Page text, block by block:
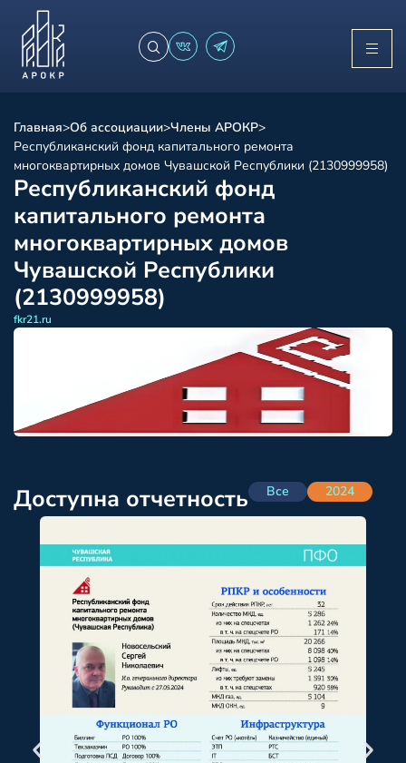
Главная>Об ассоциации>Члены АРОКР>
Республиканский фонд капитального ремонта
многоквартирных домов Чувашской Республики (2130999958)
Республиканский фонд
капитального ремонта
многоквартирных домов
Чувашской Республики
(2130999958)
fkr21.ru
Доступна отчетность Все 2024